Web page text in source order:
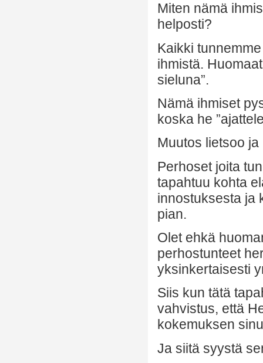
Miten nämä
helposti?
Kaikki
ihmistä.
sieluna”.
Nämä ihmiset
koska he
Muutos lietsoo
Perhoset joita
tapahtuu kohta
innostuksesta ja
pian.
Olet ehkä
perhostunteet
yksinkertaisesti
Siis kun tätä
vahvistus, että
kokemuksen
Ja siitä syystä